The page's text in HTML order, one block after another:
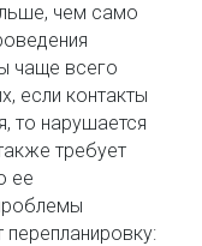
чем само
чаще всего
если контакты
то нарушается
требует
ее
перепланировку: